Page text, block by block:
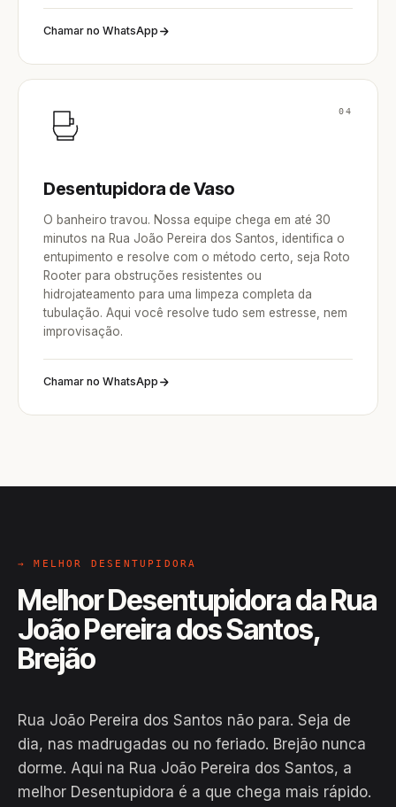
Chamar no WhatsApp
04
Desentupidora de Vaso
O banheiro travou. Nossa equipe chega em até 30
minutos na Rua João Pereira dos Santos, identifica o
entupimento e resolve com o método certo, seja Roto
Rooter para obstruções resistentes ou
hidrojateamento para uma limpeza completa da
tubulação. Aqui você resolve tudo sem estresse, nem
improvisação.
Chamar no WhatsApp
→ MELHOR DESENTUPIDORA
Melhor Desentupidora da Rua
João Pereira dos Santos,
Brejão
Rua João Pereira dos Santos não para. Seja de
dia, nas madrugadas ou no feriado. Brejão nunca
dorme. Aqui na Rua João Pereira dos Santos, a
melhor Desentupidora é a que chega mais rápido.